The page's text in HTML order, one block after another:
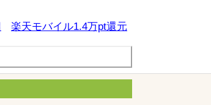
楽天モバイル1.4万pt還元